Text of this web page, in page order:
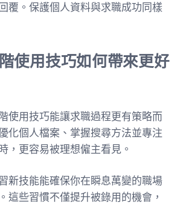
覆。保護個人資料與求職成功同樣
使用技巧如何帶來更好
使用技巧能讓求職過程更有策略而
化個人檔案、掌握搜尋方法並專注
，更容易被理想僱主看見。
新技能能確保你在瞬息萬變的職場
這些習慣不僅提升被錄用的機會，